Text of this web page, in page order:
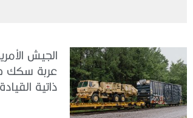
الجيش
عربة سكك
ذاتية القيادة